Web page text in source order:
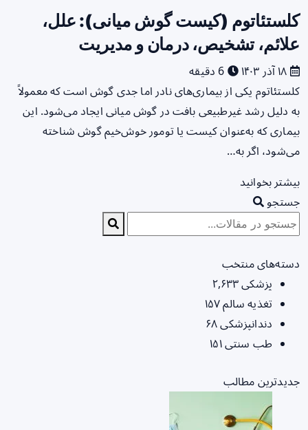
کلستئاتوم (کیست گوش میانی): علل،
علائم، تشخیص، درمان و مدیریت
کلستئاتوم یکی از بیماری‌های نادر اما جدی گوش است که معمولاً
به دلیل رشد غیرطبیعی بافت در گوش میانی ایجاد می‌شود. این
بیماری که به‌عنوان کیست یا تومور خوش‌خیم گوش شناخته
می‌شود، اگر به…
بیشتر بخوانید
جستجو
دسته‌های منتخب
پزشکی۲,۶۳۳
تغذیه سالم۱۵۷
دندانپزشکی۶۸
طب سنتی۱۵۱
جدیدترین مطالب